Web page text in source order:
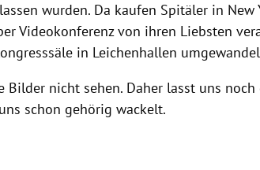
wurden. Da kaufen Spitäler in New
Videokonferenz von ihren Liebsten
in Leichenhallen
Bilder nicht sehen. Daher lasst uns
schon gehörig wackelt.